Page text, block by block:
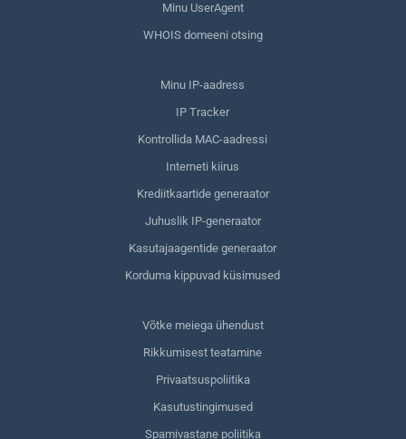
Minu UserAgent
WHOIS domeeni otsing
Minu IP-aadress
IP Tracker
Kontrollida MAC-aadressi
Interneti kiirus
Krediitkaartide generaator
Juhuslik IP-generaator
Kasutajaagentide generaator
Korduma kippuvad küsimused
Võtke meiega ühendust
Rikkumisest teatamine
Privaatsuspoliitika
Kasutustingimused
Spamivastane poliitika